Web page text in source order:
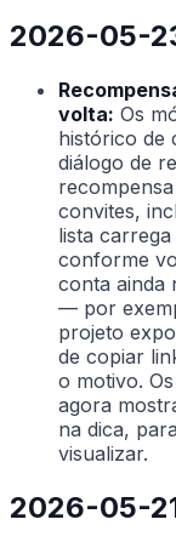
2026-05-
volta: Os
histórico de
diálogo de
convites,
lista
conforme
conta ainda
— por
projeto
de copiar
o motivo.
agora
na dica,
visualizar.
2026-05-